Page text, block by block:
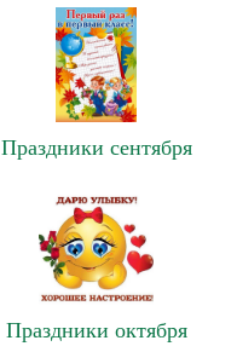
Праздники сентября
Праздники октября